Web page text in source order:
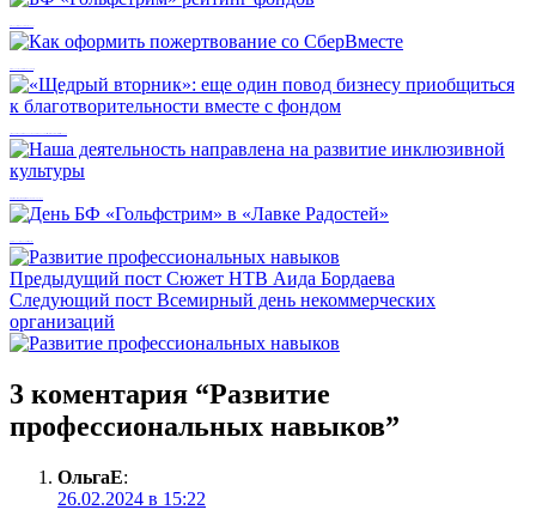
Предыдущий пост Сюжет НТВ Аида Бордаева
Следующий пост Всемирный день некоммерческих
организаций
3 коментария “Развитие
профессиональных навыков”
ОльгаЕ:
26.02.2024 в 15:22